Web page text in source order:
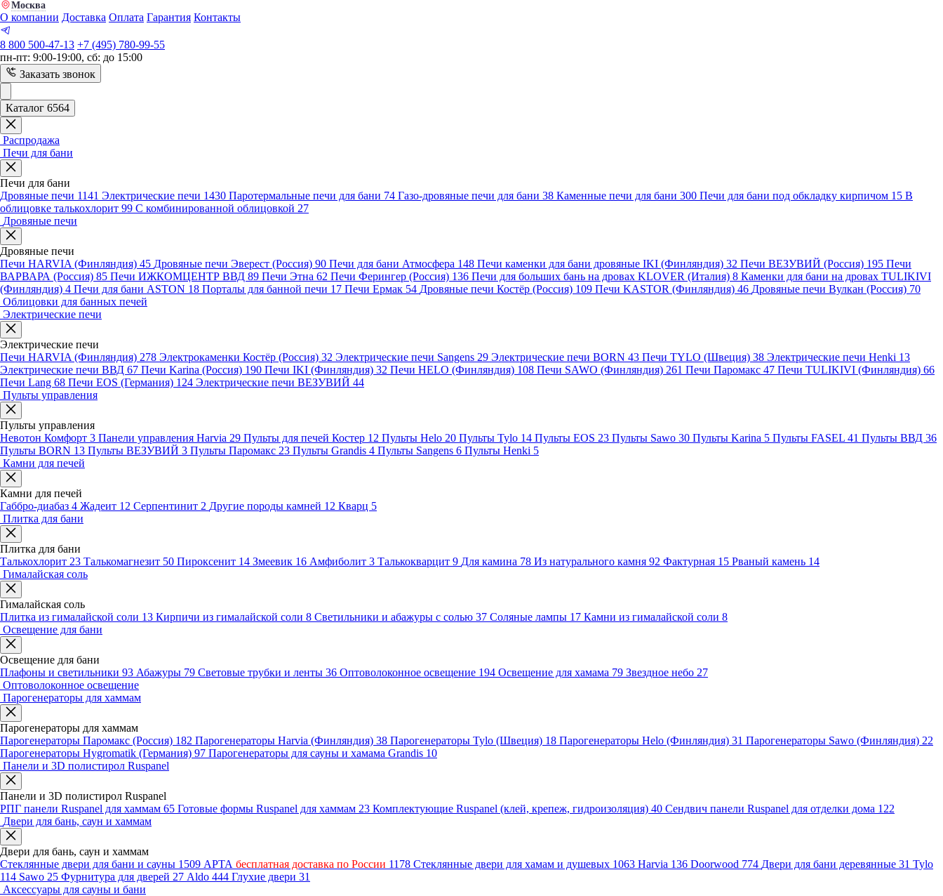
Москва
О компании Доставка Оплата Гарантия Контакты
8 800 500-47-13 +7 (495) 780-99-55
пн-пт: 9:00-19:00, сб: до 15:00
Заказать звонок
Каталог 6564
Распродажа
Печи для бани
Печи для бани
Дровяные печи 1141 Электрические печи 1430 Паротермальные печи для бани 74 Газо-дровяные печи для бани 38 Каменные печи для бани 300 Печи для бани под обкладку кирпичом 15 В
облицовке талькохлорит 99 С комбинированной облицовкой 27
Дровяные печи
Дровяные печи
Печи HARVIA (Финляндия) 45 Дровяные печи Эверест (Россия) 90 Печи для бани Атмосфера 148 Печи каменки для бани дровяные IKI (Финляндия) 32 Печи ВЕЗУВИЙ (Россия) 195 Печи
ВАРВАРА (Россия) 85 Печи ИЖКОМЦЕНТР ВВД 89 Печи Этна 62 Печи Ферингер (Россия) 136 Печи для больших бань на дровах KLOVER (Италия) 8 Каменки для бани на дровах TULIKIVI
(Финляндия) 4 Печи для бани ASTON 18 Порталы для банной печи 17 Печи Ермак 54 Дровяные печи Костёр (Россия) 109 Печи KASTOR (Финляндия) 46 Дровяные печи Вулкан (Россия) 70
Облицовки для банных печей
Электрические печи
Электрические печи
Печи HARVIA (Финляндия) 278 Электрокаменки Костёр (Россия) 32 Электрические печи Sangens 29 Электрические печи BORN 43 Печи TYLO (Швеция) 38 Электрические печи Henki 13
Электрические печи ВВД 67 Печи Karina (Россия) 190 Печи IKI (Финляндия) 32 Печи HELO (Финляндия) 108 Печи SAWO (Финляндия) 261 Печи Паромакс 47 Печи TULIKIVI (Финляндия) 66
Печи Lang 68 Печи EOS (Германия) 124 Электрические печи ВЕЗУВИЙ 44
Пульты управления
Пульты управления
Невотон Комфорт 3 Панели управления Harvia 29 Пульты для печей Костер 12 Пульты Helo 20 Пульты Tylo 14 Пульты EOS 23 Пульты Sawo 30 Пульты Karina 5 Пульты FASEL 41 Пульты ВВД 36
Пульты BORN 13 Пульты ВЕЗУВИЙ 3 Пульты Паромакс 23 Пульты Grandis 4 Пульты Sangens 6 Пульты Henki 5
Камни для печей
Камни для печей
Габбро-диабаз 4 Жадеит 12 Серпентинит 2 Другие породы камней 12 Кварц 5
Плитка для бани
Плитка для бани
Талькохлорит 23 Талькомагнезит 50 Пироксенит 14 Змеевик 16 Амфиболит 3 Талькокварцит 9 Для камина 78 Из натурального камня 92 Фактурная 15 Рваный камень 14
Гималайская соль
Гималайская соль
Плитка из гималайской соли 13 Кирпичи из гималайской соли 8 Светильники и абажуры с солью 37 Соляные лампы 17 Камни из гималайской соли 8
Освещение для бани
Освещение для бани
Плафоны и светильники 93 Абажуры 79 Световые трубки и ленты 36 Оптоволоконное освещение 194 Освещение для хамама 79 Звездное небо 27
Оптоволоконное освещение
Парогенераторы для хаммам
Парогенераторы для хаммам
Парогенераторы Паромакс (Россия) 182 Парогенераторы Harvia (Финляндия) 38 Парогенераторы Tylo (Швеция) 18 Парогенераторы Helo (Финляндия) 31 Парогенераторы Sawo (Финляндия) 22
Парогенераторы Hygromatik (Германия) 97 Парогенераторы для сауны и хамама Grandis 10
Панели и 3D полистирол Ruspanel
Панели и 3D полистирол Ruspanel
РПГ панели Ruspanel для хаммам 65 Готовые формы Ruspanel для хаммам 23 Комплектующие Ruspanel (клей, крепеж, гидроизоляция) 40 Сендвич панели Ruspanel для отделки дома 122
Двери для бань, саун и хаммам
Двери для бань, саун и хаммам
Стеклянные двери для бани и сауны 1509 АРТА бесплатная доставка по России 1178 Стеклянные двери для хамам и душевых 1063 Harvia 136 Doorwood 774 Двери для бани деревянные 31 Tylo
114 Sawo 25 Фурнитура для дверей 27 Aldo 444 Глухие двери 31
Аксессуары для сауны и бани